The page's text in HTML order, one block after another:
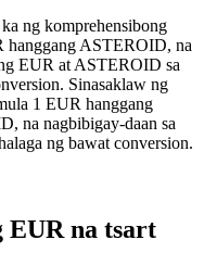
ng komprehensibong
hanggang ASTEROID, na
EUR at ASTEROID sa
Sinasaklaw ng
1 EUR hanggang
na nagbibigay-daan sa
ng bawat conversion.
EUR na tsart